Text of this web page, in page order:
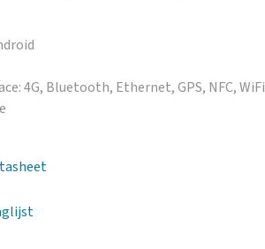
4G, Bluetooth, Ethernet, GPS, NFC, WiFi